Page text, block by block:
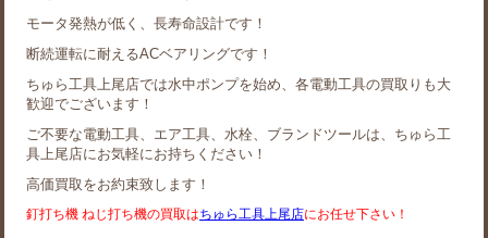
モータ発熱が低く、長寿命設計です！
断続運転に耐えるACベアリングです！
ちゅら工具上尾店では水中ポンプを始め、各電動工具の買取りも大
歓迎でございます！
ご不要な電動工具、エア工具、水栓、ブランドツールは、ちゅら工
具上尾店にお気軽にお持ちください！
高価買取をお約束致します！
釘打ち機 ねじ打ち機の買取はちゅら工具上尾店にお任せ下さい！